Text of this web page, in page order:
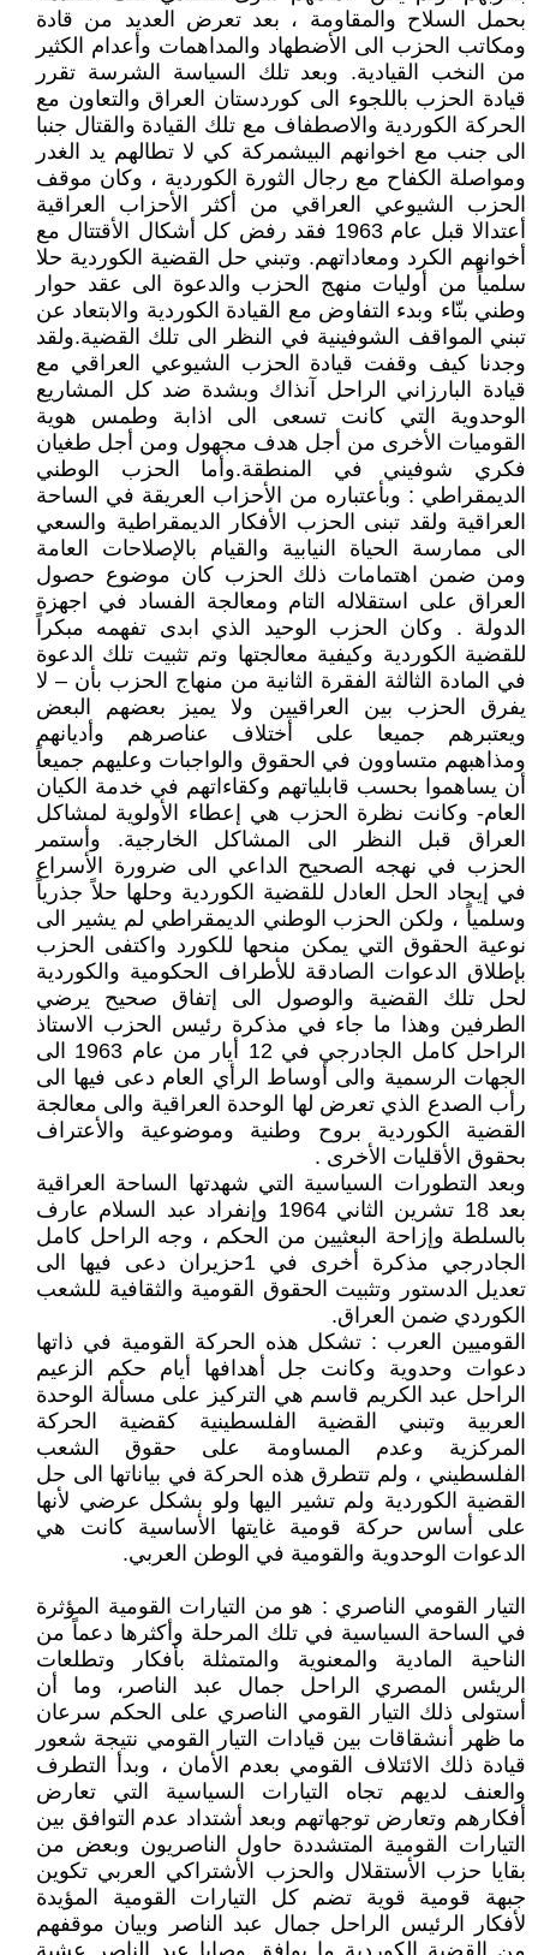
بحمل السلاح والمقاومة ، بعد تعرض العديد من قادة
ومكاتب الحزب الى الأضطهاد والمداهمات وأعدام الكثير
من النخب القيادية. وبعد تلك السياسة الشرسة تقرر
قيادة الحزب باللجوء الى كوردستان العراق والتعاون مع
الحركة الكوردية والاصطفاف مع تلك القيادة والقتال جنبا
الى جنب مع اخوانهم البيشمركة كي لا تطالهم يد الغدر
ومواصلة الكفاح مع رجال الثورة الكوردية ، وكان موقف
الحزب الشيوعي العراقي من أكثر الأحزاب العراقية
أعتدالا قبل عام 1963 فقد رفض كل أشكال الأقتتال مع
أخوانهم الكرد ومعاداتهم. وتبني حل القضية الكوردية حلا
سلمياً من أوليات منهج الحزب والدعوة الى عقد حوار
وطني بنّاء وبدء التفاوض مع القيادة الكوردية والابتعاد عن
تبني المواقف الشوفينية في النظر الى تلك القضية.ولقد
وجدنا كيف وقفت قيادة الحزب الشيوعي العراقي مع
قيادة البارزاني الراحل آنذاك وبشدة ضد كل المشاريع
الوحدوية التي كانت تسعى الى اذابة وطمس هوية
القوميات الأخرى من أجل هدف مجهول ومن أجل طغيان
فكري شوفيني في المنطقة.وأما الحزب الوطني
الديمقراطي : وبأعتباره من الأحزاب العريقة في الساحة
العراقية ولقد تبنى الحزب الأفكار الديمقراطية والسعي
الى ممارسة الحياة النيابية والقيام بالإصلاحات العامة
ومن ضمن اهتمامات ذلك الحزب كان موضوع حصول
العراق على استقلاله التام ومعالجة الفساد في اجهزة
الدولة . وكان الحزب الوحيد الذي ابدى تفهمه مبكراً
للقضية الكوردية وكيفية معالجتها وتم تثبيت تلك الدعوة
في المادة الثالثة الفقرة الثانية من منهاج الحزب بأن – لا
يفرق الحزب بين العراقيين ولا يميز بعضهم البعض
ويعتبرهم جميعا على أختلاف عناصرهم وأديانهم
ومذاهبهم متساوون في الحقوق والواجبات وعليهم جميعاً
أن يساهموا بحسب قابلياتهم وكقاءاتهم في خدمة الكيان
العام- وكانت نظرة الحزب هي إعطاء الأولوية لمشاكل
العراق قبل النظر الى المشاكل الخارجية. وأستمر
الحزب في نهجه الصحيح الداعي الى ضرورة الأسراع
في إيجاد الحل العادل للقضية الكوردية وحلها حلاً جذرياً
وسلمياً ، ولكن الحزب الوطني الديمقراطي لم يشير الى
نوعية الحقوق التي يمكن منحها للكورد واكتفى الحزب
بإطلاق الدعوات الصادقة للأطراف الحكومية والكوردية
لحل تلك القضية والوصول الى إتفاق صحيح يرضي
الطرفين وهذا ما جاء في مذكرة رئيس الحزب الاستاذ
الراحل كامل الجادرجي في 12 أيار من عام 1963 الى
الجهات الرسمية والى أوساط الرأي العام دعى فيها الى
رأب الصدع الذي تعرض لها الوحدة العراقية والى معالجة
القضية الكوردية بروح وطنية وموضوعية والأعتراف
بحقوق الأقليات الأخرى .
وبعد التطورات السياسية التي شهدتها الساحة العراقية
بعد 18 تشرين الثاني 1964 وإنفراد عبد السلام عارف
بالسلطة وإزاحة البعثيين من الحكم ، وجه الراحل كامل
الجادرجي مذكرة أخرى في 1حزيران دعى فيها الى
تعديل الدستور وتثبيت الحقوق القومية والثقافية للشعب
الكوردي ضمن العراق.
القوميين العرب : تشكل هذه الحركة القومية في ذاتها
دعوات وحدوية وكانت جل أهدافها أيام حكم الزعيم
الراحل عبد الكريم قاسم هي التركيز على مسألة الوحدة
العربية وتبني القضية الفلسطينية كقضية الحركة
المركزية وعدم المساومة على حقوق الشعب
الفلسطيني ، ولم تتطرق هذه الحركة في بياناتها الى حل
القضية الكوردية ولم تشير اليها ولو بشكل عرضي لأنها
على أساس حركة قومية غايتها الأساسية كانت هي
الدعوات الوحدوية والقومية في الوطن العربي.
التيار القومي الناصري : هو من التيارات القومية المؤثرة
في الساحة السياسية في تلك المرحلة وأكثرها دعماً من
الناحية المادية والمعنوية والمتمثلة بأفكار وتطلعات
الريئس المصري الراحل جمال عبد الناصر، وما أن
أستولى ذلك التيار القومي الناصري على الحكم سرعان
ما ظهر أنشقاقات بين قيادات التيار القومي نتيجة شعور
قيادة ذلك الائتلاف القومي بعدم الأمان ، وبدأ التطرف
والعنف لديهم تجاه التيارات السياسية التي تعارض
أفكارهم وتعارض توجهاتهم وبعد أشتداد عدم التوافق بين
التيارات القومية المتشددة حاول الناصريون وبعض من
بقايا حزب الأستقلال والحزب الأشتراكي العربي تكوين
جبهة قومية قوية تضم كل التيارات القومية المؤيدة
لأفكار الرئيس الراحل جمال عبد الناصر وبيان موقفهم